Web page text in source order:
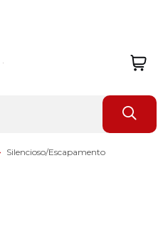
Silencioso/Escapamento